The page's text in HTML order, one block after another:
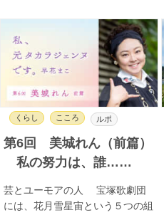
くらし こころ ルポ
第6回 美城れん（前篇）
私の努力は、誰……
芸とユーモアの人 宝塚歌劇団
には、花月雪星宙という５つの組